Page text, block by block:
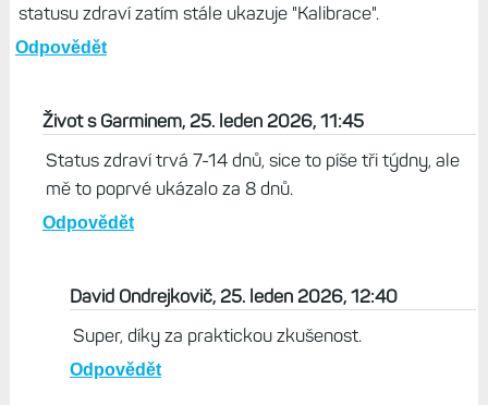
statusu zdraví zatím stále ukazuje "Kalibrace".
Odpovědět
Život s Garminem, 25. leden 2026, 11:45
Status zdraví trvá 7-14 dnů, sice to píše tři týdny, ale
mě to poprvé ukázalo za 8 dnů.
Odpovědět
David Ondrejkovič, 25. leden 2026, 12:40
Super, díky za praktickou zkušenost.
Odpovědět